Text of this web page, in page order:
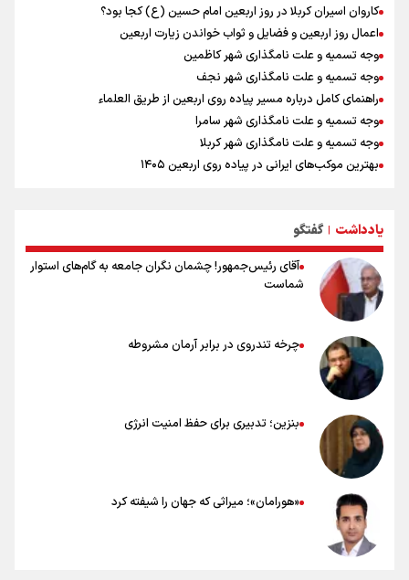
کاروان اسیران کربلا در روز اربعین امام حسین (ع) کجا بود؟
اعمال روز اربعین و فضایل و ثواب خواندن زیارت اربعین
وجه تسمیه و علت نامگذاری شهر کاظمین
وجه تسمیه و علت نامگذاری شهر نجف
راهنمای کامل درباره مسیر پیاده روی اربعین از طریق العلماء
وجه تسمیه و علت نامگذاری شهر سامرا
وجه تسمیه و علت نامگذاری شهر کربلا
بهترین موکب‌های ایرانی در پیاده روی اربعین ۱۴۰۵
۲۰ نکته دوستانه درباره پیاده روی اربعین و عراقی ها
یادداشت | گفتگو
آقای رئیس‌جمهور! چشمان نگران جامعه به گام‌های استوار
شماست
چرخه تندروی در برابر آرمان مشروطه
بنزین؛ تدبیری برای حفظ امنیت انرژی
«هورامان»؛ میراثی که جهان را شیفته کرد